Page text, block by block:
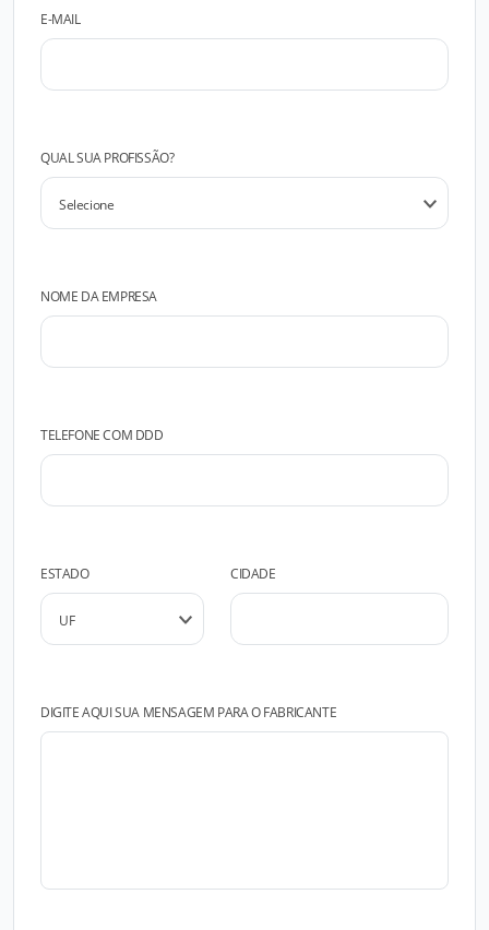
E-MAIL
QUAL SUA PROFISSÃO?
NOME DA EMPRESA
TELEFONE COM DDD
ESTADO CIDADE
DIGITE AQUI SUA MENSAGEM PARA O FABRICANTE